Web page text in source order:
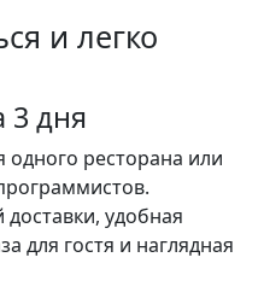
и легко
3 дня
одного ресторана или
удобная
для гостя и наглядная